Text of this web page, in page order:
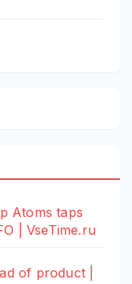
Atoms taps
| VseTime.ru
of product |